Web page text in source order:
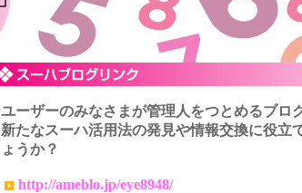
ユーザーのみなさまが管理人をつとめるブロ
新たなスーハ活用法の発見や情報交換に役立
ょうか？
http://ameblo.jp/eye8948/